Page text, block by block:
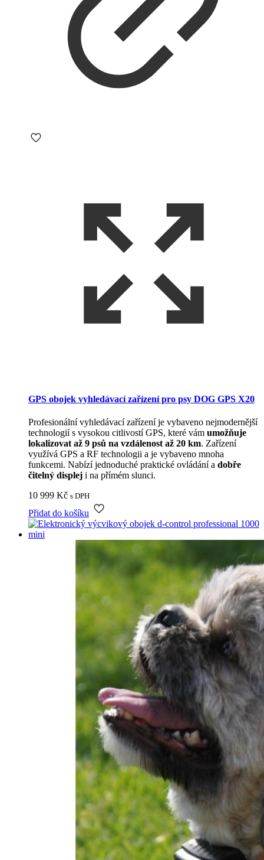
GPS obojek vyhledávací zařízení pro psy DOG GPS X20
Profesionální vyhledávací zařízení je vybaveno nejmodernější
technologií s vysokou citlivostí GPS, které vám umožňuje
lokalizovat až 9 psů na vzdálenost až 20 km. Zařízení
využívá GPS a RF technologii a je vybaveno mnoha
funkcemi. Nabízí jednoduché praktické ovládání a dobře
čitelný displej i na přímém slunci.
10 999 Kč s DPH
Přidat do košíku